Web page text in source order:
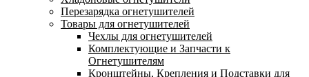
Перезарядка огнетушителей
Товары для огнетушителей
Чехлы для огнетушителей
Комплектующие и Запчасти к
Огнетушителям
Кронштейны, Крепления и Подставки для